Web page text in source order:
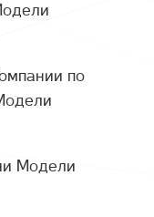
по
Модели